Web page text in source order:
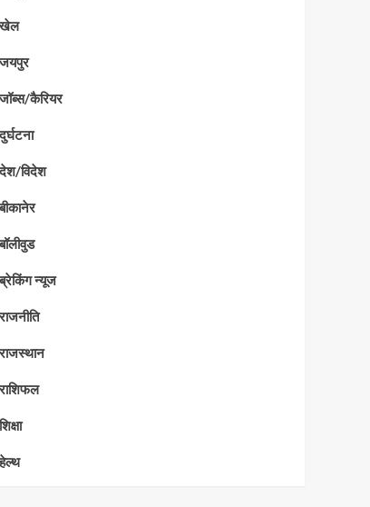
कैरियर
विदेश
न्यूज